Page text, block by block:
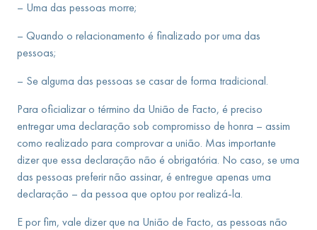
– Uma das pessoas morre;
– Quando o relacionamento é finalizado por uma das
pessoas;
– Se alguma das pessoas se casar de forma tradicional.
Para oficializar o término da União de Facto, é preciso
entregar uma declaração sob compromisso de honra – assim
como realizado para comprovar a união. Mas importante
dizer que essa declaração não é obrigatória. No caso, se uma
das pessoas preferir não assinar, é entregue apenas uma
declaração – da pessoa que optou por realizá-la.
E por fim, vale dizer que na União de Facto, as pessoas não